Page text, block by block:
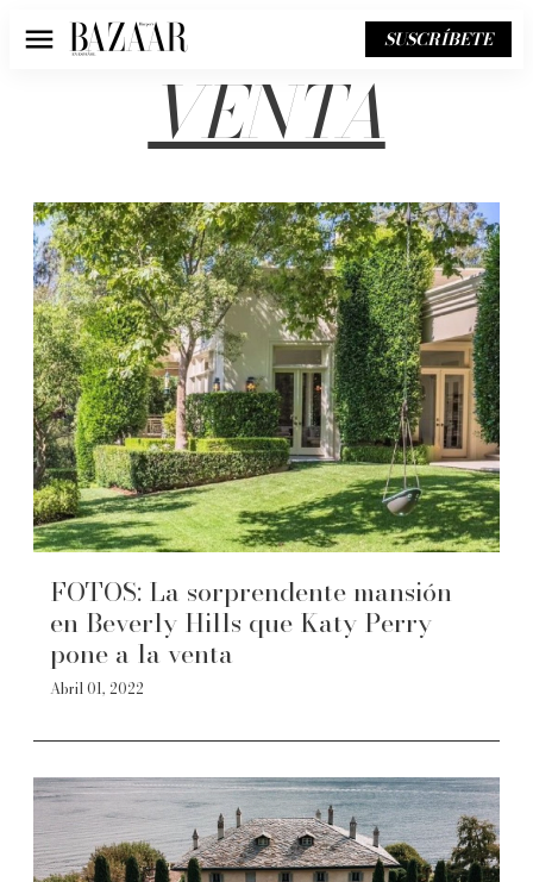
Menú SUSCRÍBETE
VENTA
FOTOS: La sorprendente mansión
en Beverly Hills que Katy Perry
pone a la venta
Abril 01, 2022